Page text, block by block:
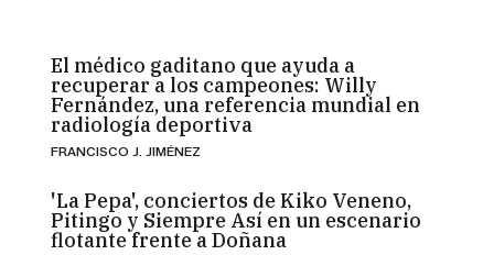
El médico gaditano que ayuda a
recuperar a los campeones: Willy
Fernández, una referencia mundial en
radiología deportiva
FRANCISCO J. JIMÉNEZ
'La Pepa', conciertos de Kiko Veneno,
Pitingo y Siempre Así en un escenario
flotante frente a Doñana